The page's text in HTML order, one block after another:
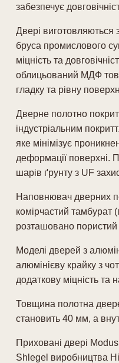
забезпечує
Двері виготовляються
бруса промислового
міцність та
облицьований МДФ
гладку та рівну
Дверне полотно
індустріальним
яке мінімізує
деформації поверхні.
шарів ґрунту з UF
Наповнювач дверних
комірчастий
розташовано пористий
Моделі дверей з
алюмінієву крайку з
додаткову міцність та
Товщина полотна
становить 40 мм, а
Приховані двері
Shlegel виробництва